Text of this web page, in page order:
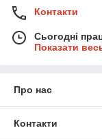
Контакти
Сьогодні
Показати
Про нас
Контакти